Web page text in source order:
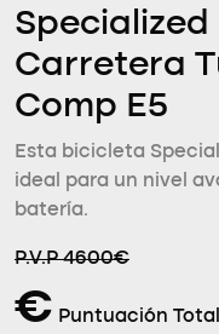
Carretera
Comp E5
Esta bicicleta
ideal para un nivel
batería.
P.V.P 4600€
€ Puntuación